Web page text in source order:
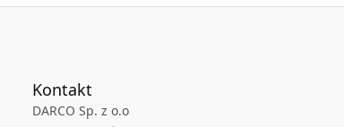
Kontakt
DARCO Sp. z o.o